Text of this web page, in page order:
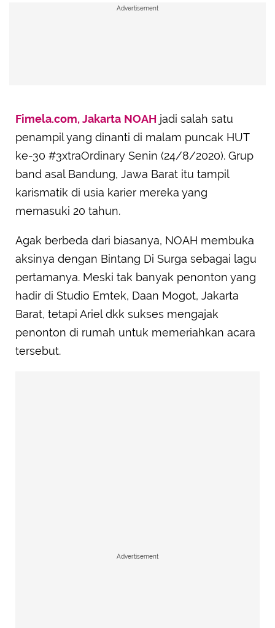
Advertisement
Fimela.com, Jakarta NOAH jadi salah satu
penampil yang dinanti di malam puncak HUT
ke-30 #3xtraOrdinary Senin (24/8/2020). Grup
band asal Bandung, Jawa Barat itu tampil
karismatik di usia karier mereka yang
memasuki 20 tahun.
Agak berbeda dari biasanya, NOAH membuka
aksinya dengan Bintang Di Surga sebagai lagu
pertamanya. Meski tak banyak penonton yang
hadir di Studio Emtek, Daan Mogot, Jakarta
Barat, tetapi Ariel dkk sukses mengajak
penonton di rumah untuk memeriahkan acara
tersebut.
Advertisement